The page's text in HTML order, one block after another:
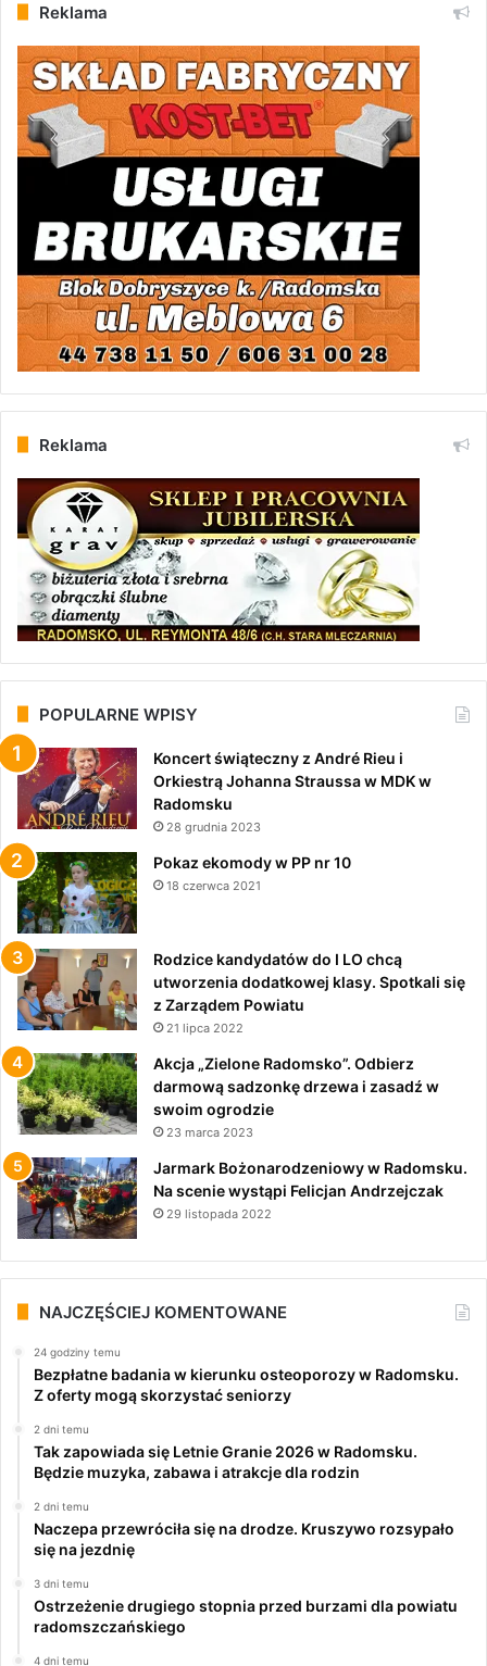
Reklama
Reklama
POPULARNE WPISY
Koncert świąteczny z André Rieu i
Orkiestrą Johanna Straussa w MDK w
Radomsku
28 grudnia 2023
Pokaz ekomody w PP nr 10
18 czerwca 2021
Rodzice kandydatów do I LO chcą
utworzenia dodatkowej klasy. Spotkali się
z Zarządem Powiatu
21 lipca 2022
Akcja „Zielone Radomsko”. Odbierz
darmową sadzonkę drzewa i zasadź w
swoim ogrodzie
23 marca 2023
Jarmark Bożonarodzeniowy w Radomsku.
Na scenie wystąpi Felicjan Andrzejczak
29 listopada 2022
NAJCZĘŚCIEJ KOMENTOWANE
24 godziny temu
Bezpłatne badania w kierunku osteoporozy w Radomsku.
Z oferty mogą skorzystać seniorzy
2 dni temu
Tak zapowiada się Letnie Granie 2026 w Radomsku.
Będzie muzyka, zabawa i atrakcje dla rodzin
2 dni temu
Naczepa przewróciła się na drodze. Kruszywo rozsypało
się na jezdnię
3 dni temu
Ostrzeżenie drugiego stopnia przed burzami dla powiatu
radomszczańskiego
4 dni temu